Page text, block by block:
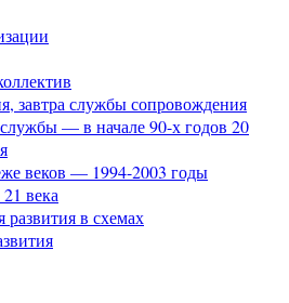
завтра службы сопровождения
— в начале 90-х годов 20
веков — 1994-2003 годы
века
развития в схемах